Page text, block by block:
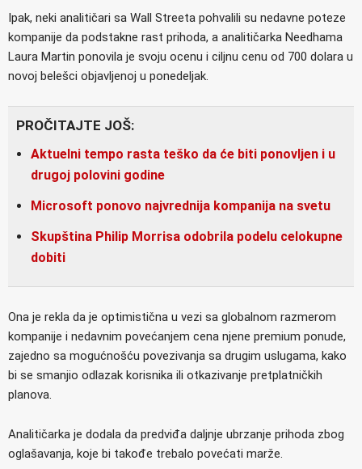
Ipak, neki analitičari sa Wall Streeta pohvalili su nedavne poteze
kompanije da podstakne rast prihoda, a analitičarka Needhama
Laura Martin ponovila je svoju ocenu i ciljnu cenu od 700 dolara u
novoj belešci objavljenoj u ponedeljak.
PROČITAJTE JOŠ:
Aktuelni tempo rasta teško da će biti ponovljen i u
drugoj polovini godine
Microsoft ponovo najvrednija kompanija na svetu
Skupština Philip Morrisa odobrila podelu celokupne
dobiti
Ona je rekla da je optimistična u vezi sa globalnom razmerom
kompanije i nedavnim povećanjem cena njene premium ponude,
zajedno sa mogućnošću povezivanja sa drugim uslugama, kako
bi se smanjio odlazak korisnika ili otkazivanje pretplatničkih
planova.
Analitičarka je dodala da predviđa daljnje ubrzanje prihoda zbog
oglašavanja, koje bi takođe trebalo povećati marže.